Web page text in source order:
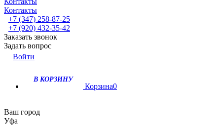
Контакты
+7 (347) 258-87-25
+7 (920) 432-35-42
Заказать звонок
Задать вопрос
Войти
В КОРЗИНУ
Корзина0
Ваш город
Уфа